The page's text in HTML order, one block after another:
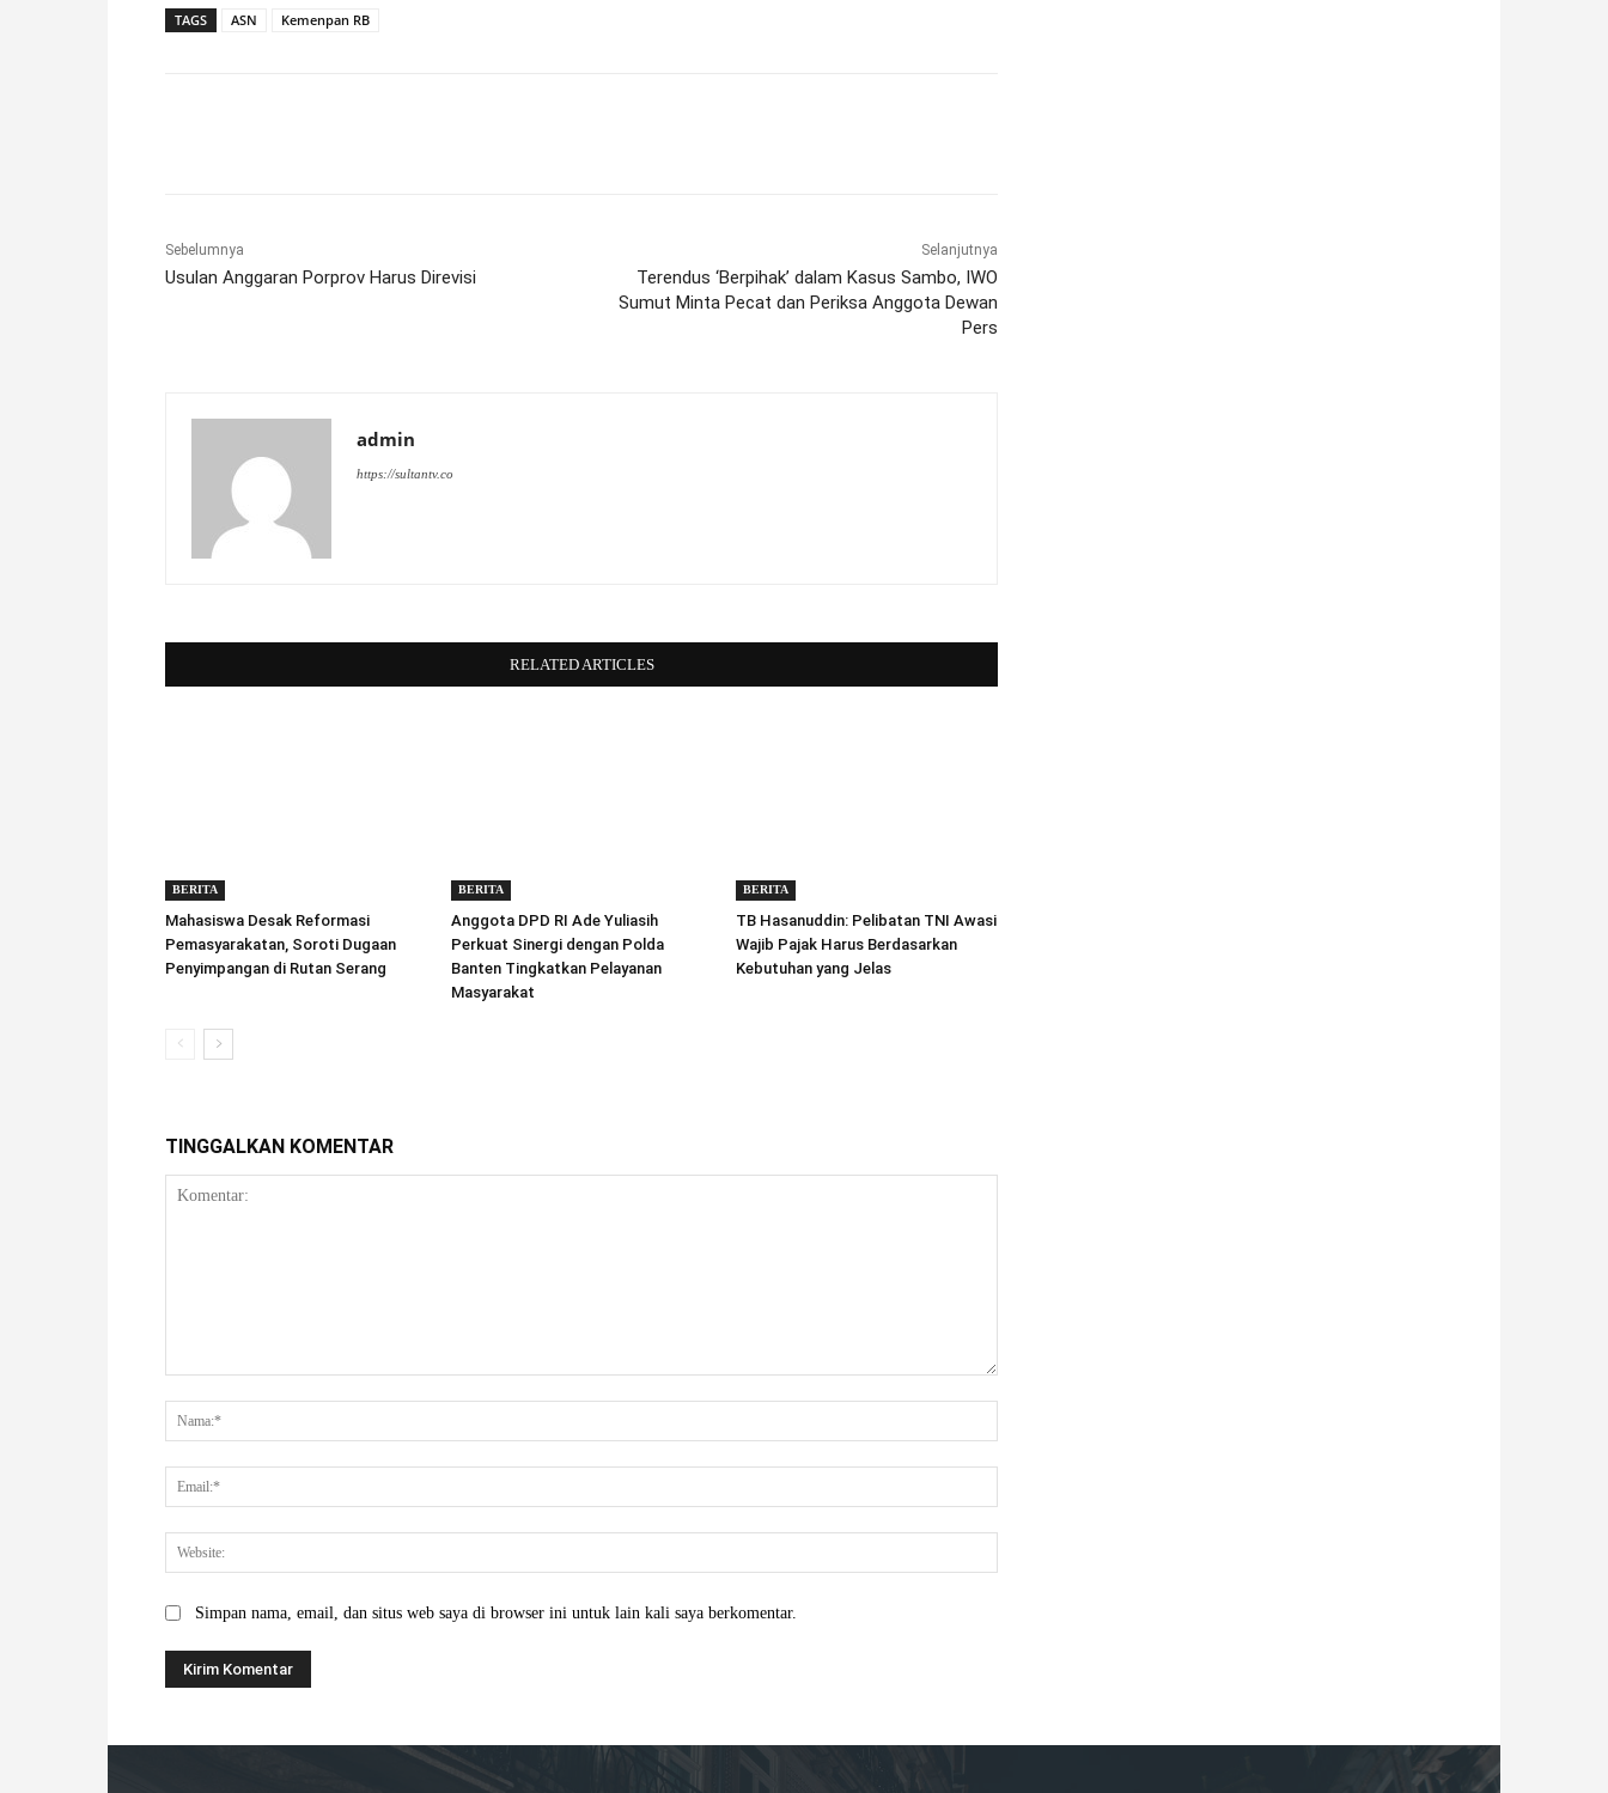
TAGS ASN Kemenpan RB
Sebelumnya
Usulan Anggaran Porprov Harus Direvisi
Selanjutnya
Terendus ‘Berpihak’ dalam Kasus Sambo, IWO
Sumut Minta Pecat dan Periksa Anggota Dewan
Pers
admin
https://sultantv.co
RELATED ARTICLES
BERITA
Mahasiswa Desak Reformasi
Pemasyarakatan, Soroti Dugaan
Penyimpangan di Rutan Serang
BERITA
Anggota DPD RI Ade Yuliasih
Perkuat Sinergi dengan Polda
Banten Tingkatkan Pelayanan
Masyarakat
BERITA
TB Hasanuddin: Pelibatan TNI Awasi
Wajib Pajak Harus Berdasarkan
Kebutuhan yang Jelas
TINGGALKAN KOMENTAR
Simpan nama, email, dan situs web saya di browser ini untuk lain kali saya berkomentar.